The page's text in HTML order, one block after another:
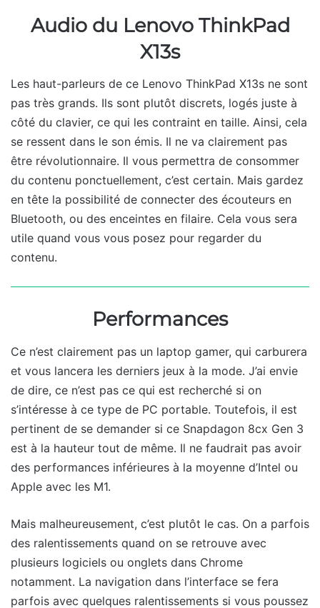
Audio du Lenovo ThinkPad
X13s
Les haut-parleurs de ce Lenovo ThinkPad X13s ne sont
pas très grands. Ils sont plutôt discrets, logés juste à
côté du clavier, ce qui les contraint en taille. Ainsi, cela
se ressent dans le son émis. Il ne va clairement pas
être révolutionnaire. Il vous permettra de consommer
du contenu ponctuellement, c’est certain. Mais gardez
en tête la possibilité de connecter des écouteurs en
Bluetooth, ou des enceintes en filaire. Cela vous sera
utile quand vous vous posez pour regarder du
contenu.
Performances
Ce n’est clairement pas un laptop gamer, qui carburera
et vous lancera les derniers jeux à la mode. J’ai envie
de dire, ce n’est pas ce qui est recherché si on
s’intéresse à ce type de PC portable. Toutefois, il est
pertinent de se demander si ce Snapdagon 8cx Gen 3
est à la hauteur tout de même. Il ne faudrait pas avoir
des performances inférieures à la moyenne d’Intel ou
Apple avec les M1.
Mais malheureusement, c’est plutôt le cas. On a parfois
des ralentissements quand on se retrouve avec
plusieurs logiciels ou onglets dans Chrome
notamment. La navigation dans l’interface se fera
parfois avec quelques ralentissements si vous poussez